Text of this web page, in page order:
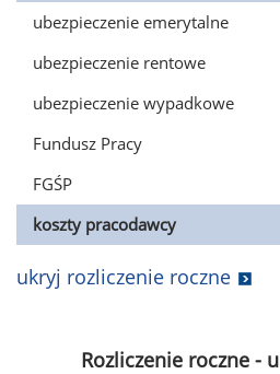
ubezpieczenie emerytalne
ubezpieczenie rentowe
ubezpieczenie wypadkowe
Fundusz Pracy
FGŚP
koszty pracodawcy
ukryj rozliczenie roczne
Rozliczenie roczne -